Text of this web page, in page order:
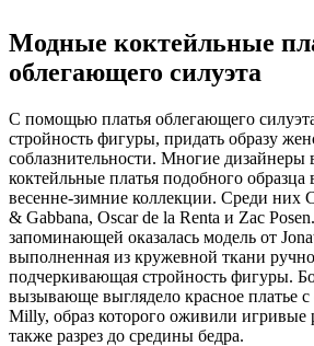
Модные коктейльные
облегающего силуэта
С помощью платья облегающего
стройность фигуры, придать образу
соблазнительности. Многие дизайнеры
коктейльные платья подобного
весенне-зимние коллекции. Среди них
& Gabbana, Oscar de la Renta и Zac
запоминающей оказалась модель от
выполненная из кружевной ткани
подчеркивающая стройность фигуры.
вызывающе выглядело красное платье
Milly, образ которого оживили игривые
также разрез до средины бедра.